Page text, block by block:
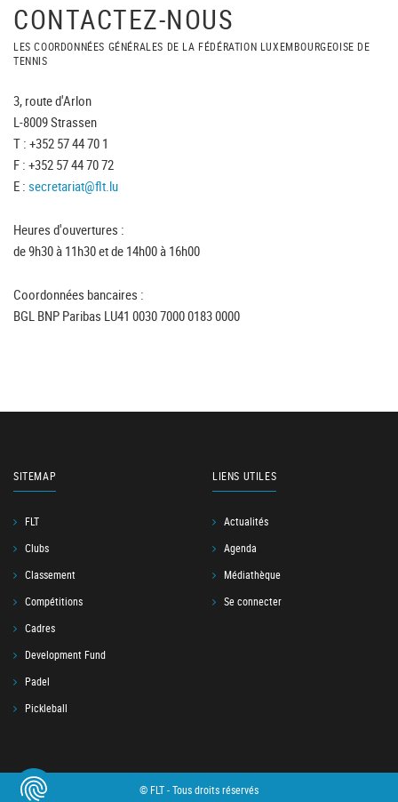
CONTACTEZ-NOUS
LES COORDONNÉES GÉNÉRALES DE LA FÉDÉRATION LUXEMBOURGEOISE DE
TENNIS
3, route d'Arlon
L-8009 Strassen
T : +352 57 44 70 1
F : +352 57 44 70 72
E : secretariat@flt.lu
Heures d'ouvertures :
de 9h30 à 11h30 et de 14h00 à 16h00
Coordonnées bancaires :
BGL BNP Paribas LU41 0030 7000 0183 0000
SITEMAP
FLT
Clubs
Classement
Compétitions
Cadres
Development Fund
Padel
Pickleball
LIENS UTILES
Actualités
Agenda
Médiathèque
Se connecter
© FLT - Tous droits réservés